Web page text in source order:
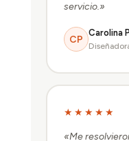
servicio.»
CP
Carolina
★★★★★
«Me